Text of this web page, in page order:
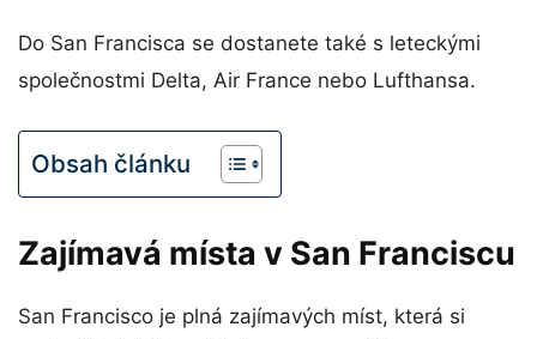
Do San Francisca se dostanete také s leteckými
společnostmi Delta, Air France nebo Lufthansa.
Obsah článku
Zajímavá místa v San Franciscu
San Francisco je plná zajímavých míst, která si